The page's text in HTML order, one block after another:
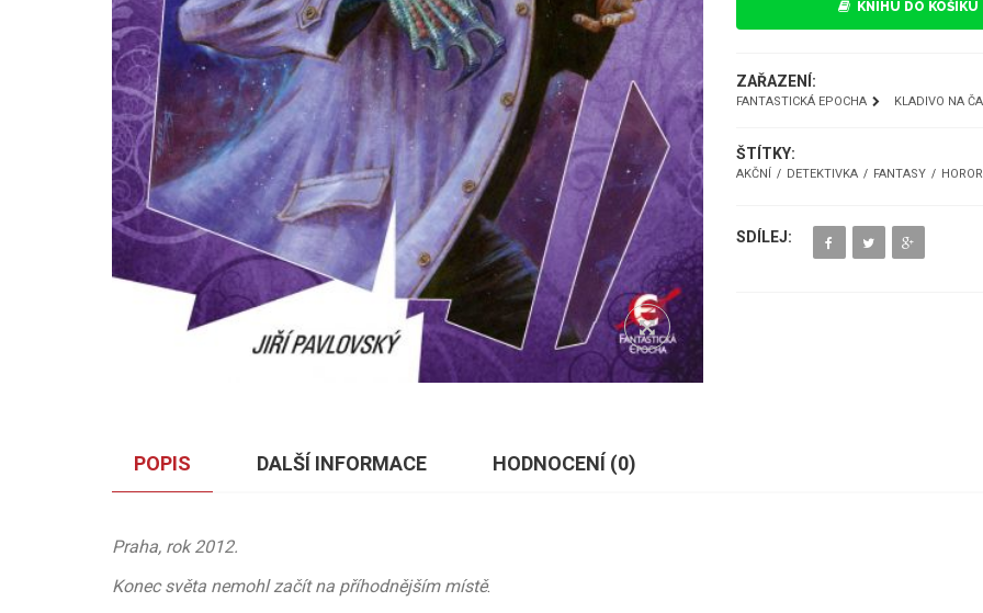
KNIHU DO KOŠÍKU
ZAŘAZENÍ:
FANTASTICKÁ EPOCHA KLADIVO NA
ŠTÍTKY:
AKČNÍ DETEKTIVKA FANTASY HOROR
SDÍLEJ:
POPIS DALŠÍ INFORMACE HODNOCENÍ (0)
Praha, rok 2012.
Konec světa nemohl začít na příhodnějším místě.